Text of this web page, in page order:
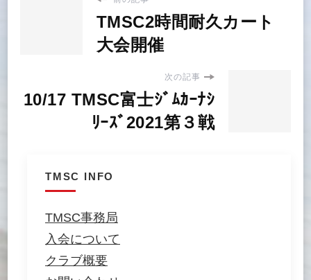
TMSC2時間耐久カート
大会開催
次の記事
10/17 TMSC富士ｼﾞﾑｶｰﾅｼ
ﾘｰｽﾞ2021第３戦
TMSC INFO
TMSC事務局
入会について
クラブ概要